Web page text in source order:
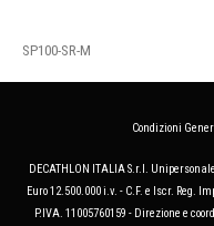
SP100-SR-M
Condizioni
DECATHLON ITALIA S.r.l.
Euro 12.500.000 i.v. - C.F. e Iscr. Reg.
P.IVA. 11005760159 - Direzione e